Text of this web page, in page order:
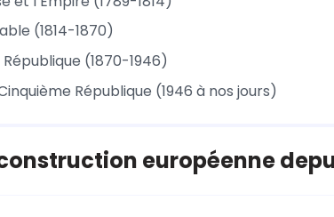
(1814-1870)
(1870-1946)
République (1946 à nos jours)
européenne